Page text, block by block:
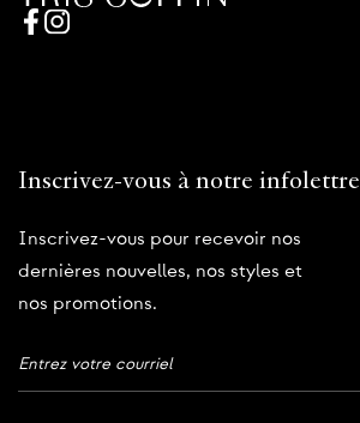
Inscrivez-vous à notre infolettre
Inscrivez-vous pour recevoir nos
dernières nouvelles, nos styles et
nos promotions.